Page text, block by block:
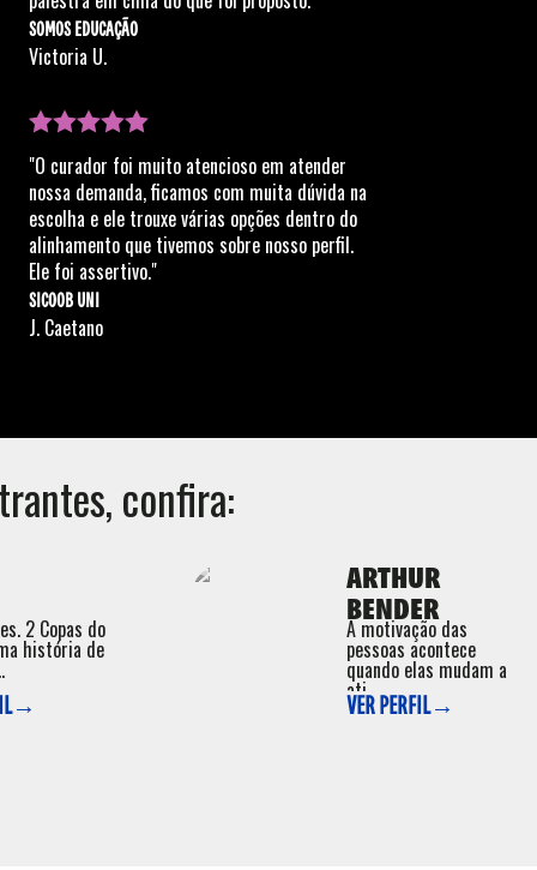
SOMOS EDUCAÇÃO
Victoria U.
"O curador foi muito atencioso em atender
nossa demanda, ficamos com muita dúvida na
escolha e ele trouxe várias opções dentro do
alinhamento que tivemos sobre nosso perfil.
Ele foi assertivo."
SICOOB UNI
J. Caetano
confira:
2 Copas do
história de
ARTHUR
BENDER
A motivação das
pessoas acontece
quando elas mudam a
ati ...
VER PERFIL→